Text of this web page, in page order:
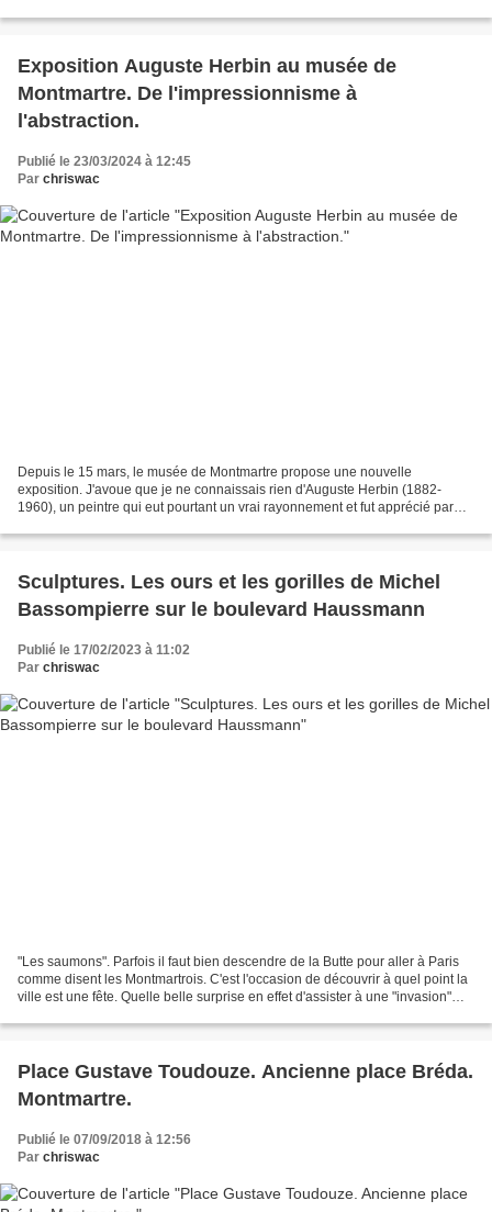
Exposition Auguste Herbin au musée de
Montmartre. De l'impressionnisme à
l'abstraction.
Publié le 23/03/2024 à 12:45
Par chriswac
Depuis le 15 mars, le musée de Montmartre propose une nouvelle
exposition. J'avoue que je ne connaissais rien d'Auguste Herbin (1882-
1960), un peintre qui eut pourtant un vrai rayonnement et fut apprécié par
Sculptures. Les ours et les gorilles de Michel
Bassompierre sur le boulevard Haussmann
Publié le 17/02/2023 à 11:02
Par chriswac
"Les saumons". Parfois il faut bien descendre de la Butte pour aller à Paris
comme disent les Montmartrois. C'est l'occasion de découvrir à quel point la
ville est une fête. Quelle belle surprise en effet d'assister à une "invasion"
Place Gustave Toudouze. Ancienne place Bréda.
Montmartre.
Publié le 07/09/2018 à 12:56
Par chriswac